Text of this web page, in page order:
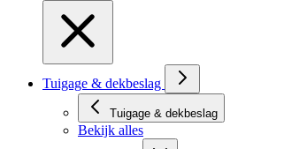
Tuigage & dekbeslag
Tuigage & dekbeslag
Bekijk alles